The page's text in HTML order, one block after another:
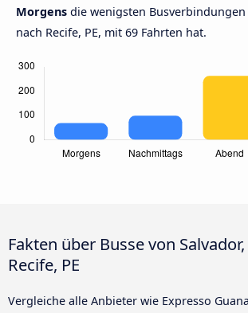
Morgens die wenigsten Busverbindungen
nach Recife, PE, mit 69 Fahrten hat.
Fakten über Busse von
Recife, PE
Vergleiche alle Anbieter wie Expresso